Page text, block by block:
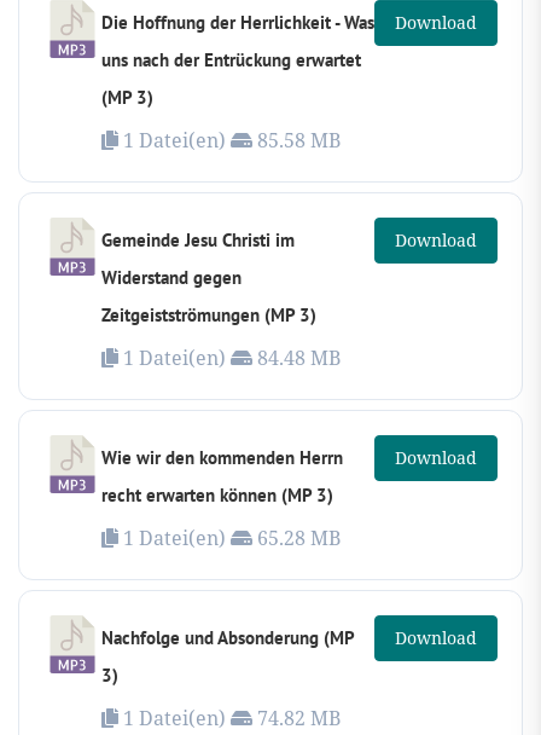
Die Hoffnung der Herrlichkeit - Was
uns nach der Entrückung erwartet
(MP 3)
1 Datei(en) 85.58 MB
Download
Gemeinde Jesu Christi im
Widerstand gegen
Zeitgeistströmungen (MP 3)
1 Datei(en) 84.48 MB
Download
Wie wir den kommenden Herrn
recht erwarten können (MP 3)
1 Datei(en) 65.28 MB
Download
Nachfolge und Absonderung (MP
3)
1 Datei(en) 74.82 MB
Download